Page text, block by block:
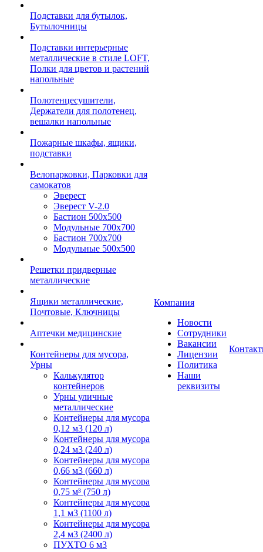
Подставки для бутылок,
Бутылочницы
Подставки интерьерные
металлические в стиле LOFT,
Полки для цветов и растений
напольные
Полотенцесушители,
Держатели для полотенец,
вешалки напольные
Пожарные шкафы, ящики,
подставки
Велопарковки, Парковки для
самокатов
Эверест
Эверест V-2.0
Бастион 500х500
Модульные 700х700
Бастион 700х700
Модульные 500х500
Решетки придверные
металлические
Ящики металлические,
Почтовые, Ключницы
Аптечки медицинские
Контейнеры для мусора,
Урны
Калькулятор
контейнеров
Урны уличные
металлические
Контейнеры для мусора
0,12 м3 (120 л)
Контейнеры для мусора
0,24 м3 (240 л)
Контейнеры для мусора
0,66 м3 (660 л)
Контейнеры для мусора
0,75 м³ (750 л)
Контейнеры для мусора
1,1 м3 (1100 л)
Контейнеры для мусора
2,4 м3 (2400 л)
ПУХТО 6 м3
Компания
Новости
Сотрудники
Вакансии
Лицензии
Политика
Наши
реквизиты